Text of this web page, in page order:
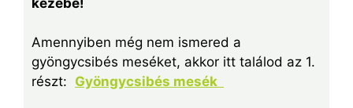
Amennyiben még nem ismered a
gyöngycsibés meséket, akkor itt találod az 1.
részt: Gyöngycsibés mesék